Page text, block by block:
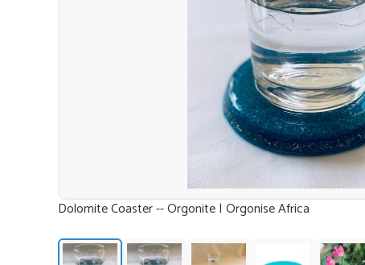
Dolomite Coaster -- Orgonite | Orgonise Africa